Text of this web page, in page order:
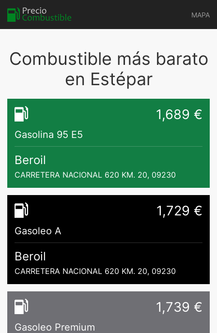
MAPA
Combustible más barato
en Estépar
1,689 €
Gasolina 95 E5
Beroil
CARRETERA NACIONAL 620 KM. 20, 09230
1,729 €
Gasoleo A
Beroil
CARRETERA NACIONAL 620 KM. 20, 09230
1,739 €
Gasoleo Premium